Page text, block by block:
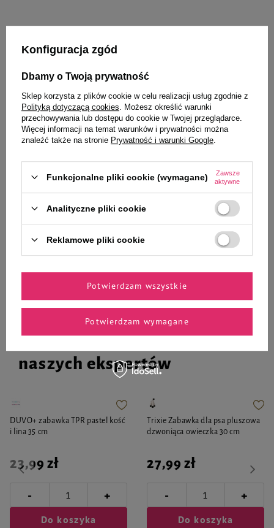
Ciebie i Twojego czworonoga
Dolina Noteci Superfood danie z
+
Do koszyka
Luger’s karma suszona dla psa
+
Do koszyka
Zaufane i polecane przez
naszych ekspertów
DUVO+ zabawka TPR pastel kość
i lina 35 cm
23,99 zł
- +
Do koszyka
Trixie Zabawka dla psa pluszowa
dzwoniąca owieczka 30 cm
27,99 zł
- +
Do koszyka
Konfiguracja zgód
Dbamy o Twoją prywatność
Sklep korzysta z plików cookie w celu realizacji usług zgodnie z
Polityką dotyczącą cookies . Możesz określić warunki
przechowywania lub dostępu do cookie w Twojej przeglądarce.
Więcej informacji na temat warunków i prywatności można
znaleźć także na stronie Prywatność i warunki Google
Funkcjonalne pliki cookie (wymagane)
Zawsze
aktywne
Analityczne pliki cookie
Reklamowe pliki cookie
Potwierdzam wymagane
Potwierdzam wszystkie